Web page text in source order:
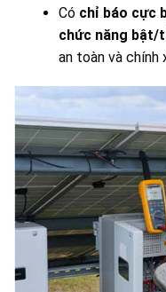
Có chỉ báo cực
chức năng bật/
an toàn và chính